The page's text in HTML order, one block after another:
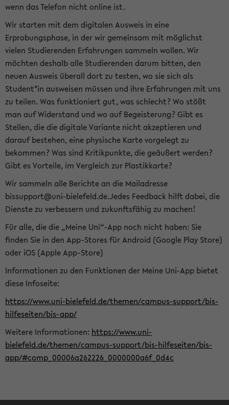
wenn das Telefon nicht online ist.
Wir starten mit dem digitalen Ausweis in eine
Erprobungsphase, in der wir gemeinsam mit möglichst
vielen Studierenden Erfahrungen sammeln wollen. Wir
möchten deshalb alle Studierenden darum bitten, den
neuen Ausweis überall dort zu testen, wo sie sich als
Student*in ausweisen müssen und ihre Erfahrungen mit uns
zu teilen. Was funktioniert gut, was schlecht? Wo stößt
man auf Widerstand und wo auf Begeisterung? Gibt es
Stellen, die die digitale Variante nicht akzeptieren und
darauf bestehen, eine physische Karte vorgelegt zu
bekommen? Was sind Kritikpunkte, die geäußert werden?
Gibt es Vorteile, im Vergleich zur Plastikkarte?
Wir sammeln alle Berichte an die Mailadresse
bissupport@uni-bielefeld.de.Jedes Feedback hilft dabei, die
Dienste zu verbessern und zukunftsfähig zu machen!
Für alle, die die „Meine Uni“-App noch nicht haben: Sie
finden Sie in den App-Stores für Android (Google Play Store)
oder iOS (Apple App-Store)
Informationen zu den Funktionen der Meine Uni-App bietet
diese Infoseite:
https://www.uni-bielefeld.de/themen/campus-support/bis-
hilfeseiten/bis-app/
Weitere Informationen: https://www.uni-
bielefeld.de/themen/campus-support/bis-hilfeseiten/bis-
app/#comp_00006a262226_0000000a6f_0d4c